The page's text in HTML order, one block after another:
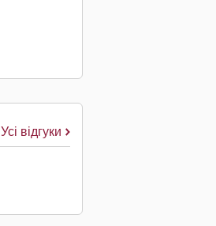
Усі відгуки